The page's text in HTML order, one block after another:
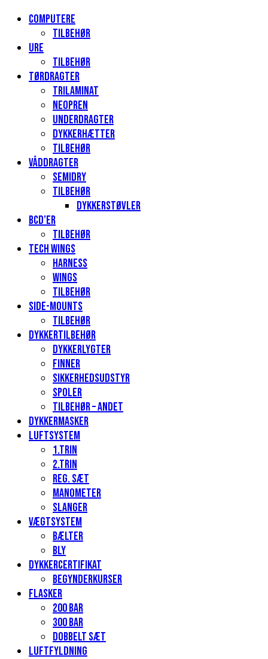
Computere
Tilbehør
Ure
Tilbehør
Tørdragter
Trilaminat
Neopren
Underdragter
Dykkerhætter
Tilbehør
Våddragter
Semidry
Tilbehør
Dykkerstøvler
BCD’er
Tilbehør
Tech Wings
Harness
Wings
Tilbehør
Side-mounts
Tilbehør
Dykkertilbehør
Dykkerlygter
Finner
Sikkerhedsudstyr
Spoler
Tilbehør – andet
Dykkermasker
Luftsystem
1.Trin
2.Trin
Reg. sæt
Manometer
Slanger
Vægtsystem
Bælter
Bly
Dykkercertifikat
Begynderkurser
Flasker
200 Bar
300 bar
Dobbelt sæt
Luftfyldning